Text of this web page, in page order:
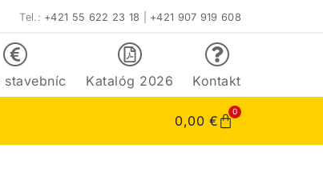
Tel.: +421 55 622 23 18 +421 907 919 608
stavebníc Katalóg 2026 Kontakt
0,00 €
0